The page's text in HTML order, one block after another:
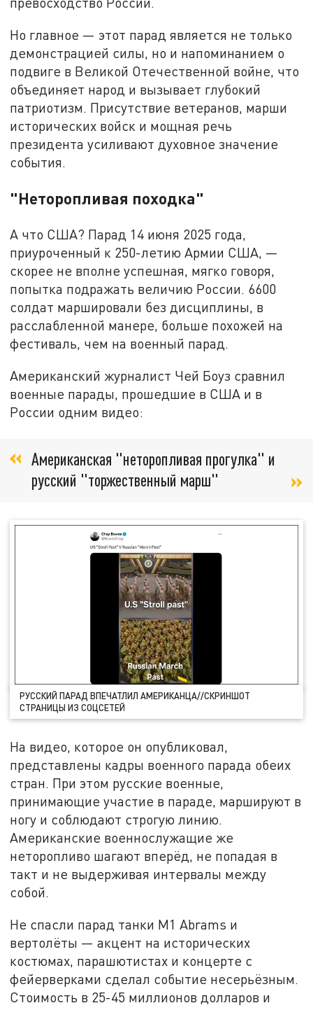
Но главное — этот парад является не только
демонстрацией силы, но и напоминанием о
подвиге в Великой Отечественной войне, что
объединяет народ и вызывает глубокий
патриотизм. Присутствие ветеранов, марши
исторических войск и мощная речь
президента усиливают духовное значение
события.
"Неторопливая походка"
А что США? Парад 14 июня 2025 года,
приуроченный к 250-летию Армии США, —
скорее не вполне успешная, мягко говоря,
попытка подражать величию России. 6600
солдат маршировали без дисциплины, в
расслабленной манере, больше похожей на
фестиваль, чем на военный парад.
Американский журналист Чей Боуз сравнил
военные парады, прошедшие в США и в
России одним видео:
Американская "неторопливая прогулка" и
русский "торжественный марш"
РУССКИЙ ПАРАД ВПЕЧАТЛИЛ АМЕРИКАНЦА//СКРИНШОТ
СТРАНИЦЫ ИЗ СОЦСЕТЕЙ
На видео, которое он опубликовал,
представлены кадры военного парада обеих
стран. При этом русские военные,
принимающие участие в параде, маршируют в
ногу и соблюдают строгую линию.
Американские военнослужащие же
неторопливо шагают вперёд, не попадая в
такт и не выдерживая интервалы между
собой.
Не спасли парад танки M1 Abrams и
вертолёты — акцент на исторических
костюмах, парашютистах и концерте с
фейерверками сделал событие несерьёзным.
Стоимость в 25-45 миллионов долларов и